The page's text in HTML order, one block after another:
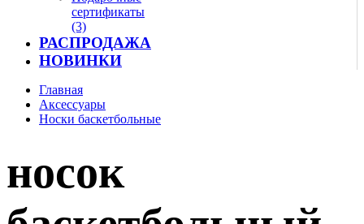
сертификаты
(3)
РАСПРОДАЖА
НОВИНКИ
Главная
Аксессуары
Носки баскетбольные
носок